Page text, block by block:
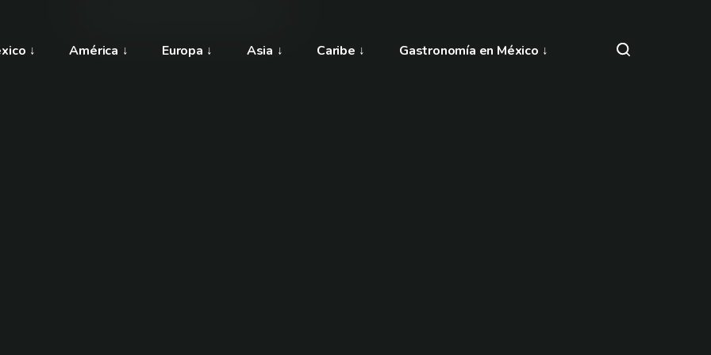
América Europa Asia Caribe Gastronomía en México